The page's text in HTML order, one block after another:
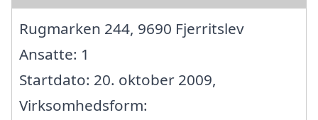
Rugmarken 244, 9690 Fjerritslev
Ansatte: 1
Startdato: 20. oktober 2009,
Virksomhedsform: